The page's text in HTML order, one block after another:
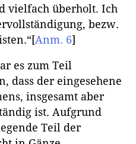
vielfach überholt. Ich
bezw.
[Anm. 6]
es zum Teil
dass der eingesehene
insgesamt aber
ist. Aufgrund
Teil der